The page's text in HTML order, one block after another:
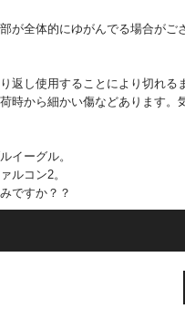
が全体的にゆがんでる場合が
返し使用することにより切れる
時から細かい傷などあります。
イーグル。
ルコン2。
ですか？？